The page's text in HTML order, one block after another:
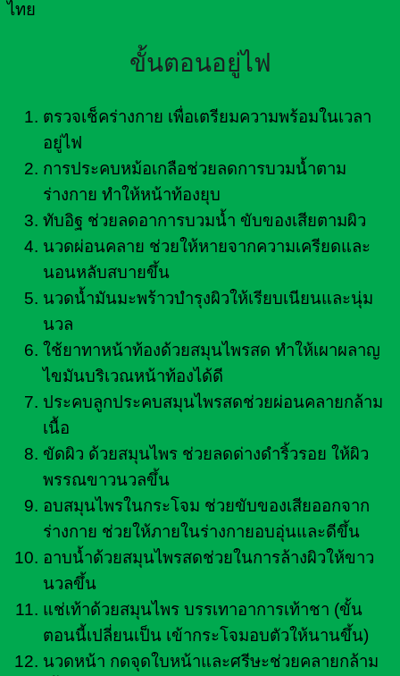
ไทย
ขั้นตอนอยู่ไฟ
ตรวจเช็คร่างกาย เพื่อเตรียมความพร้อมในเวลา
อยู่ไฟ
การประคบหม้อเกลือช่วยลดการบวมน้ำตาม
ร่างกาย ทำให้หน้าท้องยุบ
ทับอิฐ ช่วยลดอาการบวมน้ำ ขับของเสียตามผิว
นวดผ่อนคลาย ช่วยให้หายจากความเครียดและ
นอนหลับสบายขึ้น
นวดน้ำมันมะพร้าวบำรุงผิวให้เรียบเนียนและนุ่ม
นวล
ใช้ยาทาหน้าท้องด้วยสมุนไพรสด ทำให้เผาผลาญ
ไขมันบริเวณหน้าท้องได้ดี
ประคบลูกประคบสมุนไพรสดช่วยผ่อนคลายกล้าม
เนื้อ
ขัดผิว ด้วยสมุนไพร ช่วยลดด่างดำริ้วรอย ให้ผิว
พรรณขาวนวลขึ้น
อบสมุนไพรในกระโจม ช่วยขับของเสียออกจาก
ร่างกาย ช่วยให้ภายในร่างกายอบอุ่นและดีขึ้น
อาบน้ำด้วยสมุนไพรสดช่วยในการล้างผิวให้ขาว
นวลขึ้น
แช่เท้าด้วยสมุนไพร บรรเทาอาการเท้าชา (ขั้น
ตอนนี้เปลี่ยนเป็น เข้ากระโจมอบตัวให้นานขึ้น)
นวดหน้า กดจุดใบหน้าและศรีษะช่วยคลายกล้าม